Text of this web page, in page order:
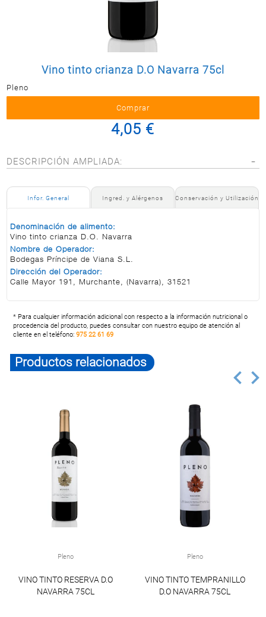
Vino tinto crianza D.O Navarra 75cl
Pleno
4,05 €
DESCRIPCIÓN AMPLIADA:
Infor. General Ingred. y Alérgenos Conservación y Utilización
Denominación de alimento:
Vino tinto crianza D.O. Navarra
Nombre de Operador:
Bodegas Príncipe de Viana S.L.
Dirección del Operador:
Calle Mayor 191, Murchante, (Navarra), 31521
* Para cualquier información adicional con respecto a la información nutricional o
procedencia del producto, puedes consultar con nuestro equipo de atención al
cliente en el teléfono:975 22 61 69
Productos relacionados
Pleno
VINO TINTO RESERVA D.O
NAVARRA 75CL
Pleno
VINO TINTO TEMPRANILLO
D.O NAVARRA 75CL